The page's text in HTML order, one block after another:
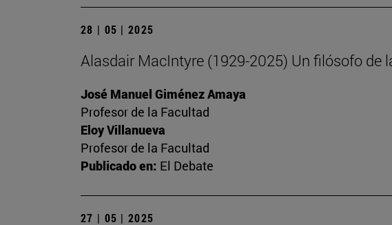
28 | 05 | 2025
Alasdair MacIntyre (1929-2025) Un filósofo de
José Manuel Giménez Amaya
Profesor de la Facultad
Eloy Villanueva
Profesor de la Facultad
Publicado en: El Debate
27 | 05 | 2025